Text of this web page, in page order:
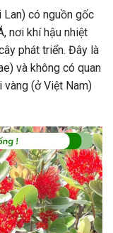
có nguồn gốc
nơi khí hậu nhiệt
phát triển. Đây là
và không có quan
vàng (ở Việt Nam)